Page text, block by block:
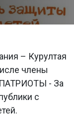
– Курултая
члены
ПАТРИОТЫ - За
с